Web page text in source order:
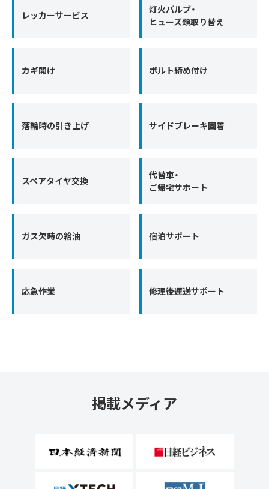
レッカーサービス
灯火バルブ・
ヒューズ類取り替え
カギ開け ボルト締め付け
落輪時の引き上げ サイドブレーキ固着
スペアタイヤ交換
代替車・
ご帰宅サポート
ガス欠時の給油 宿泊サポート
応急作業 修理後運送サポート
掲載メディア